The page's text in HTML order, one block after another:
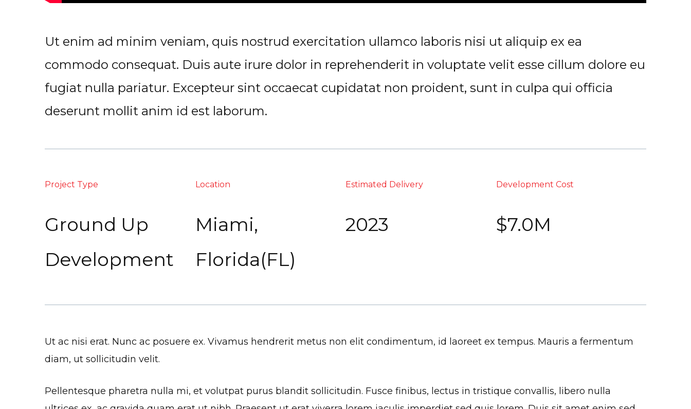
Ut enim ad minim veniam, quis nostrud exercitation ullamco laboris nisi ut aliquip ex ea
commodo consequat. Duis aute irure dolor in reprehenderit in voluptate velit esse cillum dolore eu
fugiat nulla pariatur. Excepteur sint occaecat cupidatat non proident, sunt in culpa qui officia
deserunt mollit anim id est laborum.
Project Type
Ground Up
Development
Location
Miami,
Florida(FL)
Estimated Delivery
2023
Development Cost
$7.0M
Ut ac nisi erat. Nunc ac posuere ex. Vivamus hendrerit metus non elit condimentum, id laoreet ex tempus. Mauris a fermentum
diam, ut sollicitudin velit.
Pellentesque pharetra nulla mi, et volutpat purus blandit sollicitudin. Fusce finibus, lectus in tristique convallis, libero nulla